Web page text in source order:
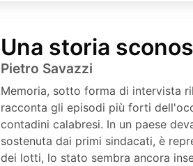
Una storia
Pietro Savazzi
Memoria, sotto forma di intervista
racconta gli episodi più forti
contadini calabresi. In un paese
sostenuta dai primi sindacati, è
dei lotti, lo stato sembra ancora